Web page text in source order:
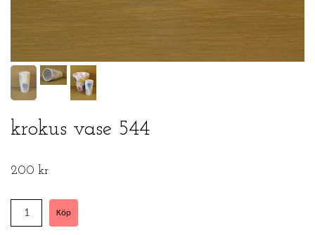
krokus vase 544
200 kr